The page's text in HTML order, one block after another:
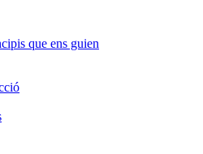
que ens guien